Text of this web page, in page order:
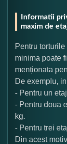
Informatii
maxim de
Pentru
minima poate
menționata
De exemplu,
- Pentru un
- Pentru doua
kg.
- Pentru trei
Din acest